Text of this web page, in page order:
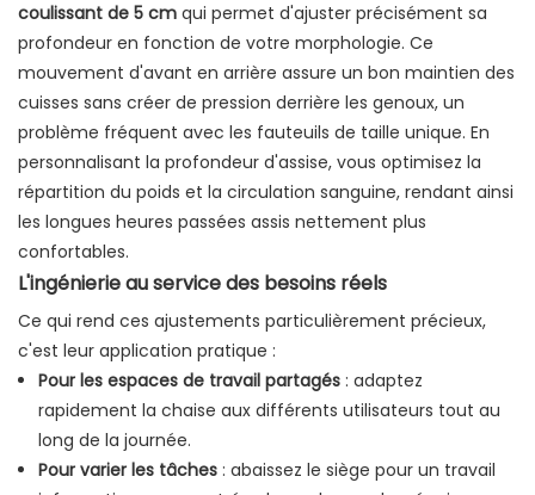
coulissant de 5 cm qui permet d'ajuster précisément sa
profondeur en fonction de votre morphologie. Ce
mouvement d'avant en arrière assure un bon maintien des
cuisses sans créer de pression derrière les genoux, un
problème fréquent avec les fauteuils de taille unique. En
personnalisant la profondeur d'assise, vous optimisez la
répartition du poids et la circulation sanguine, rendant ainsi
les longues heures passées assis nettement plus
confortables.
L'ingénierie au service des besoins réels
Ce qui rend ces ajustements particulièrement précieux,
c'est leur application pratique :
Pour les espaces de travail partagés: adaptez
rapidement la chaise aux différents utilisateurs tout au
long de la journée.
Pour varier les tâches: abaissez le siège pour un travail